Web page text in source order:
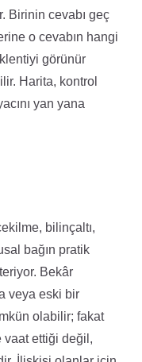
Birinin cevabı geç
o cevabın hangi
görünür
Harita, kontrol
yan yana
bilinçaltı,
bağın pratik
Bekâr
veya eski bir
olabilir; fakat
vaat ettiği değil,